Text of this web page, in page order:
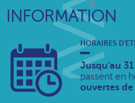
INFORMATION
HORAIRES
Jusqu'au
passent en
ouvertes de